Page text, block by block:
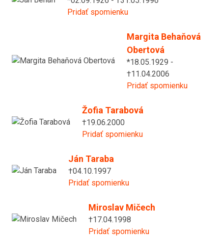
Pridať spomienku
Margita Behaňová
Obertová
*18.05.1929 -
†11.04.2006
Pridať spomienku
Žofia Tarabová
†19.06.2000
Pridať spomienku
Ján Taraba
†04.10.1997
Pridať spomienku
Miroslav Mičech
†17.04.1998
Pridať spomienku